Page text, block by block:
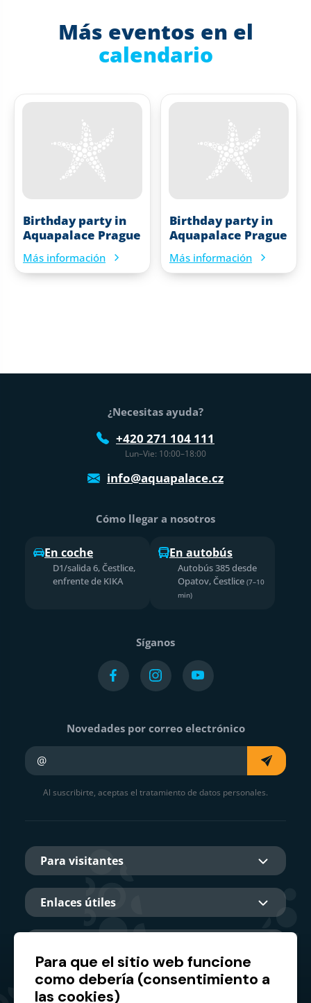
Más eventos en el
calendario
Birthday party in
Aquapalace Prague
Más información
Birthday party in
Aquapalace Prague
Más información
Pie de página
¿Necesitas ayuda?
+420 271 104 111
Lun–Vie: 10:00–18:00
info@aquapalace.cz
Cómo llegar a nosotros
En coche
D1/salida 6, Čestlice,
enfrente de KIKA
En autobús
Autobús 385 desde
Opatov, Čestlice (7–10
min)
Síganos
Novedades por correo electrónico
Al suscribirte, aceptas el tratamiento de datos personales.
Para visitantes
Enlaces útiles
Socio principal
Para que el sitio web funcione
como debería (consentimiento a
las cookies)